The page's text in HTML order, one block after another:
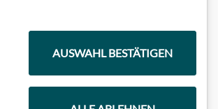
aus unserem Sortiment
AUSWAHL BESTÄTIGEN